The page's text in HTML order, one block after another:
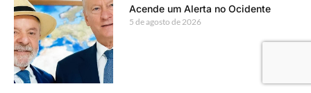
Acende um Alerta no Ocidente
5 de agosto de 2026